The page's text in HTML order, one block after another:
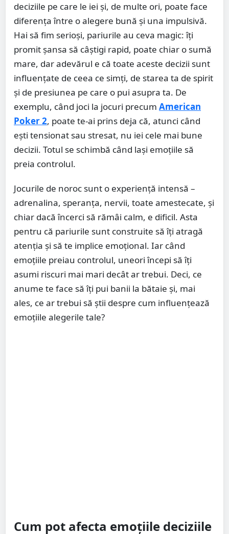
deciziile pe care le iei și, de multe ori, poate face
diferența între o alegere bună și una impulsivă.
Hai să fim serioși, pariurile au ceva magic: îți
promit șansa să câștigi rapid, poate chiar o sumă
mare, dar adevărul e că toate aceste decizii sunt
influențate de ceea ce simți, de starea ta de spirit
și de presiunea pe care o pui asupra ta. De
exemplu, când joci la jocuri precum American
Poker 2, poate te-ai prins deja că, atunci când
ești tensionat sau stresat, nu iei cele mai bune
decizii. Totul se schimbă când lași emoțiile să
preia controlul.
Jocurile de noroc sunt o experiență intensă –
adrenalina, speranța, nervii, toate amestecate, și
chiar dacă încerci să rămâi calm, e dificil. Asta
pentru că pariurile sunt construite să îți atragă
atenția și să te implice emoțional. Iar când
emoțiile preiau controlul, uneori începi să îți
asumi riscuri mai mari decât ar trebui. Deci, ce
anume te face să îți pui banii la bătaie și, mai
ales, ce ar trebui să știi despre cum influențează
emoțiile alegerile tale?
Cum pot afecta emoțiile deciziile